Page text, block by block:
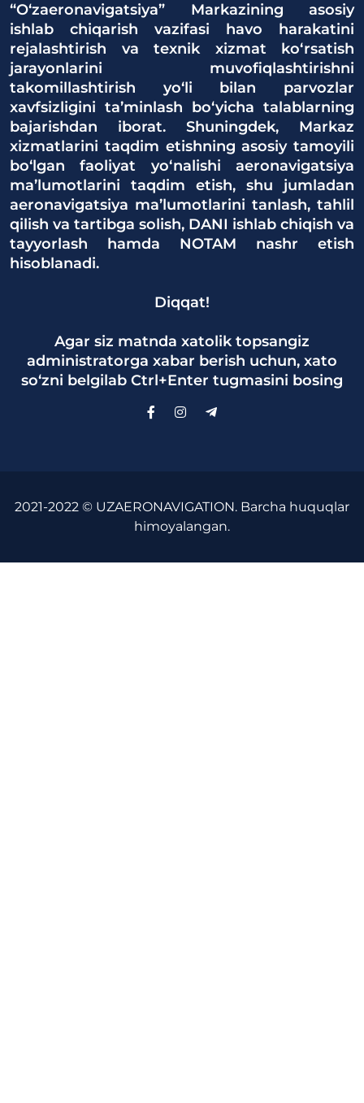
“O‘zaeronavigatsiya” Markazining asosiy
ishlab chiqarish vazifasi havo harakatini
rejalashtirish va texnik xizmat ko‘rsatish
jarayonlarini muvofiqlashtirishni
takomillashtirish yo‘li bilan parvozlar
xavfsizligini ta’minlash bo‘yicha talablarning
bajarishdan iborat. Shuningdek, Markaz
xizmatlarini taqdim etishning asosiy tamoyili
bo‘lgan faoliyat yo‘nalishi aeronavigatsiya
ma’lumotlarini taqdim etish, shu jumladan
aeronavigatsiya ma’lumotlarini tanlash, tahlil
qilish va tartibga solish, DANI ishlab chiqish va
tayyorlash hamda NOTAM nashr etish
hisoblanadi.
Diqqat!
Agar siz matnda xatolik topsangiz
administratorga xabar berish uchun, xato
so‘zni belgilab Ctrl+Enter tugmasini bosing
2021-2022 © UZAERONAVIGATION. Barcha huquqlar
himoyalangan.